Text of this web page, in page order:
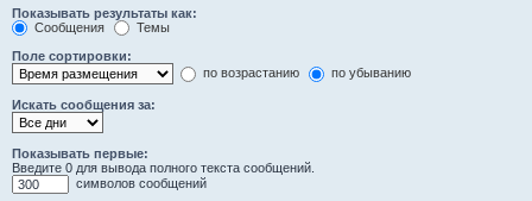
Показывать результаты как:
Сообщения
Темы
Поле сортировки:
по возрастанию
по убыванию
Искать сообщения за:
Показывать первые:
Введите 0 для вывода полного текста сообщений.
символов сообщений